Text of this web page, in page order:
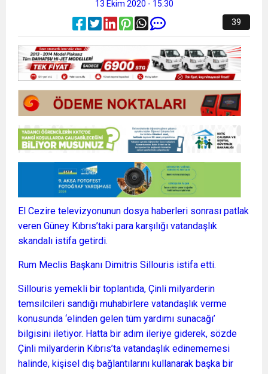
13 Ekim 2020 - 15:30
39
El Cezire televizyonunun dosya haberleri sonrası patlak
veren Güney Kıbrıs’taki para karşılığı vatandaşlık
skandalı istifa getirdi.
Rum Meclis Başkanı Dimitris Sillouris istifa etti.
Sillouris yemekli bir toplantıda, Çinli milyarderin
temsilcileri sandığı muhabirlere vatandaşlık verme
konusunda ‘elinden gelen tüm yardımı sunacağı’
bilgisini iletiyor. Hatta bir adım ileriye giderek, sözde
Çinli milyarderin Kıbrıs’ta vatandaşlık edinememesi
halinde, kişisel dış bağlantılarını kullanarak başka bir